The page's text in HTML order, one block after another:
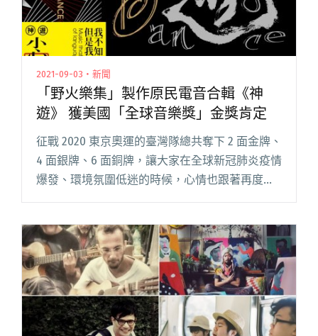
2021-09-03・新聞
「野火樂集」製作原民電音合輯《神
遊》 獲美國「全球音樂獎」金獎肯定
征戰 2020 東京奧運的臺灣隊總共奪下 2 面金牌、
4 面銀牌、6 面銅牌，讓大家在全球新冠肺炎疫情
爆發、環境氛圍低迷的時候，心情也跟著再度為
並成立 19閱讀全文 "「野火樂集」製作原民電音
合輯《神遊》 獲美國「全球音樂獎」金獎肯定"